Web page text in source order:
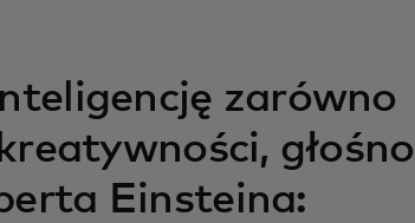
zarówno
głośno
Einsteina: